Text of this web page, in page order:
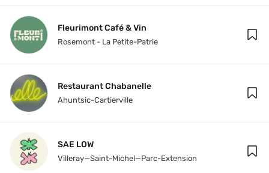
Fleurimont Café & Vin
Rosemont - La Petite-Patrie
Restaurant Chabanelle
Ahuntsic-Cartierville
SAE LOW
Villeray—Saint-Michel—Parc-Extension